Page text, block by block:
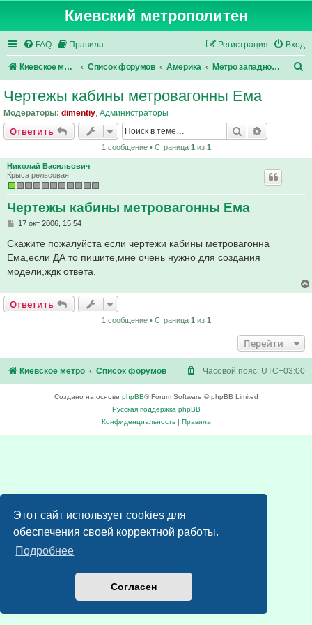
Этот сайт использует cookies для
обеспечения своей корректной работы.
Подробнее
Согласен
Киевский метрополитен
FAQ Правила Вход
Регистрация
Киевское метро Список форумов Америка Метро западного полушария
Чертежы кабины метровагонны Ема
Модераторы: dimentiy, Администраторы
Ответить Поиск
1 сообщение • Страница 1из 1
Николай Васильович
Крыса рельсовая
Чертежы кабины метровагонны Ема
С
о
б
щ
н
е
17 окт 2006, 15:54
Скажите пожалуйста если чертежи кабины метровагонна
Ема,если ДА то пишите,мне очень нужно для создания
модели,ждк ответа.
Ответить
1 сообщение • Страница 1 из 1
Перейти
Киевское метро Список форумов Часовой пояс: UTC+03:00
Создано на основе phpBB® Forum Software © phpBB Limited
Русская поддержка phpBB
Конфиденциальность| Правила